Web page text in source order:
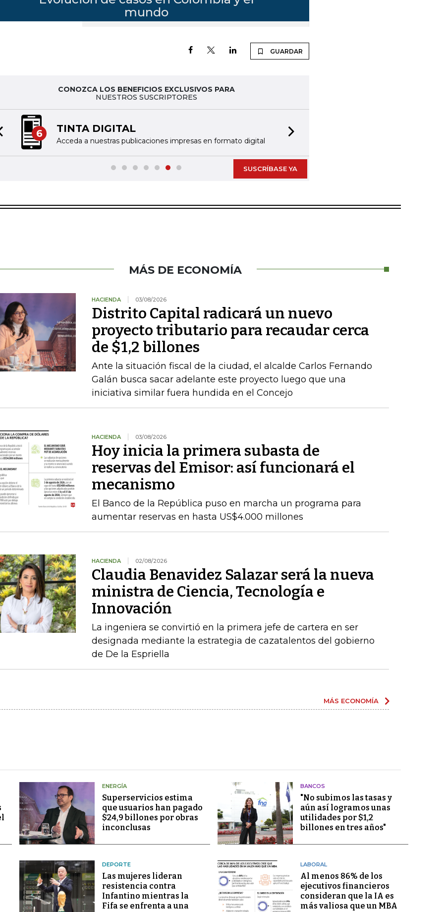
GUARDAR
CONOZCA LOS BENEFICIOS EXCLUSIVOS PARA
NUESTROS SUSCRIPTORES
6 TINTA DIGITAL
Acceda a nuestras publicaciones impresas en formato digital
slide
SUSCRÍBASE YA
MÁS DE ECONOMÍA
HACIENDA 03/08/2026
Distrito Capital radicará un nuevo
proyecto tributario para recaudar cerca
de $1,2 billones
Ante la situación fiscal de la ciudad, el alcalde Carlos Fernando
Galán busca sacar adelante este proyecto luego que una
iniciativa similar fuera hundida en el Concejo
HACIENDA 03/08/2026
Hoy inicia la primera subasta de
reservas del Emisor: así funcionará el
mecanismo
El Banco de la República puso en marcha un programa para
aumentar reservas en hasta US$4.000 millones
HACIENDA 02/08/2026
Claudia Benavidez Salazar será la nueva
ministra de Ciencia, Tecnología e
Innovación
La ingeniera se convirtió en la primera jefe de cartera en ser
designada mediante la estrategia de cazatalentos del gobierno
de De la Espriella
MÁS ECONOMÍA
ENERGÍA
Superservicios estima
que usuarios han pagado
$24,9 billones por obras
inconclusas
BANCOS
"No subimos las tasas y
aún así logramos unas
utilidades por $1,2
billones en tres años"
DEPORTE
Las mujeres lideran
resistencia contra
Infantino mientras la
Fifa se enfrenta a una
LABORAL
Al menos 86% de los
ejecutivos financieros
consideran que la IA es
más valiosa que un MBA